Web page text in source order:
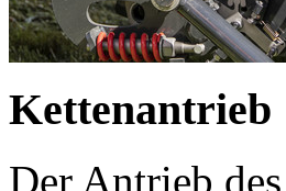
Kettenantrieb
Der Antrieb